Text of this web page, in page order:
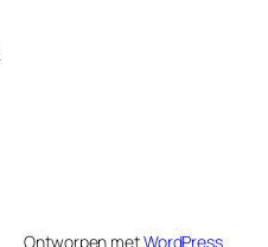
Ontworpen metWordPress